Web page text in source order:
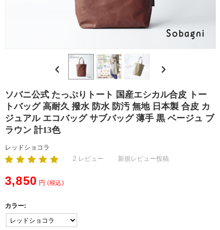
選
び
方
b
ソバニ公式 たっぷりトート 国産エシカル合皮 トー
トバッグ 高耐久 撥水 防水 防汚 無地 日本製 合皮 カ
ジュアル エコバッグ サブバッグ 薄手 黒 ベージュ ブ
ラウン 計13色
レッドショコラ
2 レビュー 新規レビュー投稿
3,850 円 (税込)
カラー: